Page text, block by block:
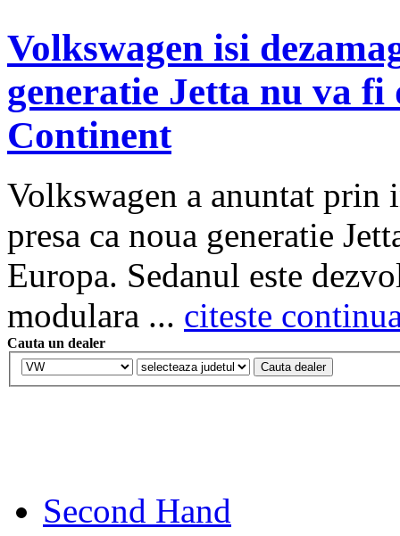
Volkswagen isi
generatie Jetta nu va
Continent
Volkswagen a anuntat
presa ca noua generatie
Europa. Sedanul este
modulara ... citeste
Cauta un dealer
Second Hand